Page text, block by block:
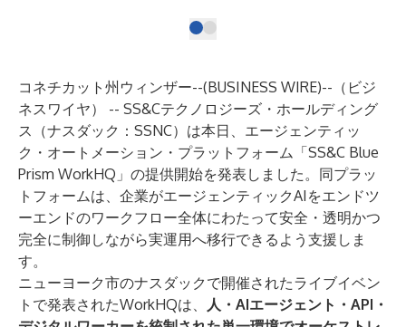
コネチカット州ウィンザー--(BUSINESS WIRE)-- （ビジ
ネスワイヤ） -- SS&Cテクノロジーズ・ホールディング
ス （ナスダック：SSNC）は本日、エージェンティッ
ク・オートメーション・プラットフォーム「SS&C Blue
Prism WorkHQ」の提供開始を発表しました。同プラッ
トフォームは、企業がエージェンティックAIをエンドツ
ーエンドのワークフロー全体にわたって安全・透明かつ
完全に制御しながら実運用へ移行できるよう支援しま
す。
ニューヨーク市のナスダックで開催されたライブイベン
ト で発表されたWorkHQは、 人・AIエージェント・API・